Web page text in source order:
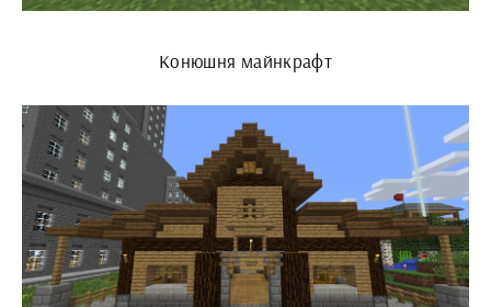
Конюшня майнкрафт